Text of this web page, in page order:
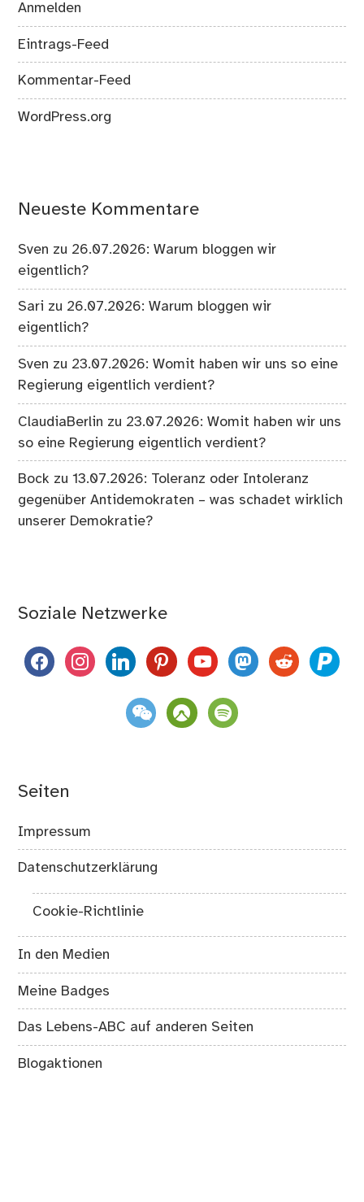
Anmelden
Eintrags-Feed
Kommentar-Feed
WordPress.org
Neueste Kommentare
Sven zu 26.07.2026: Warum bloggen wir
eigentlich?
Sari zu 26.07.2026: Warum bloggen wir
eigentlich?
Sven zu 23.07.2026: Womit haben wir uns so eine
Regierung eigentlich verdient?
ClaudiaBerlin zu 23.07.2026: Womit haben wir uns
so eine Regierung eigentlich verdient?
Bock zu13.07.2026: Toleranz oder Intoleranz
gegenüber Antidemokraten – was schadet wirklich
unserer Demokratie?
Soziale Netzwerke
facebookinstagramlinkedinpinterestyoutubemastodon
reddit paypal
weixin komootspotify
Seiten
Impressum
Datenschutzerklärung
Cookie-Richtlinie
In den Medien
Meine Badges
Das Lebens-ABC auf anderen Seiten
Blogaktionen